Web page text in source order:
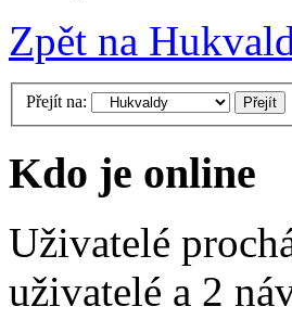
Zpět na
Přejít na:
Kdo je online
Uživatelé
uživatelé a 2